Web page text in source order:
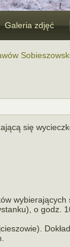
Galeria zdjęć
się
wybie­ra­ją­cych
o godz.